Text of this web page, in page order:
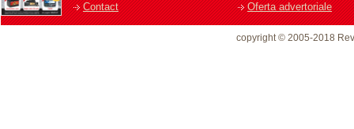
Contact
Oferta advertoriale
copyright © 2005-2018